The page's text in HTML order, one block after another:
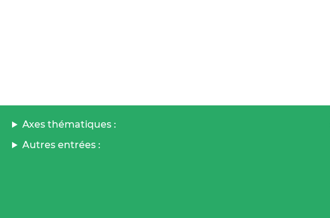
Axes thématiques :
Autres entrées :